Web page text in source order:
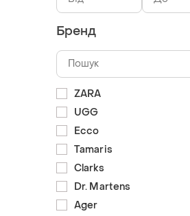
Бренд
ZARA
UGG
Ecco
Tamaris
Clarks
Dr. Martens
Ager